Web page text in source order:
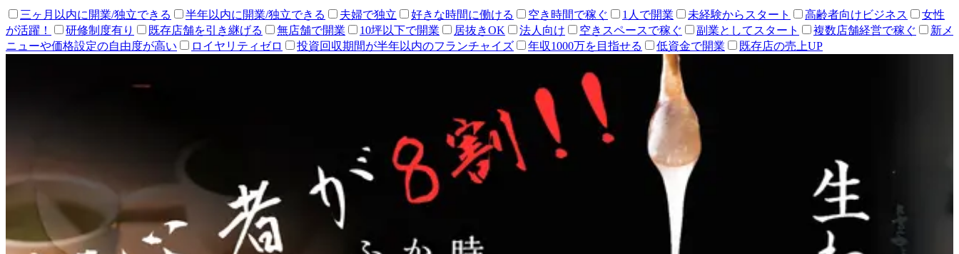
三ヶ月以内に開業/独立できる 半年以内に開業/独立できる 夫婦で独立 好きな時間に働ける 空き時間で稼ぐ 1人で開業 未経験からスタート 高齢者向けビジネス
女性
が活躍！
研修制度有り 既存店舗を引き継げる 無店舗で開業 10坪以下で開業 居抜きOK 法人向け 空きスペースで稼ぐ 副業としてスタート 複数店舗経営で稼ぐ
新メ
ニューや価格設定の自由度が高い
ロイヤリティゼロ 投資回収期間が半年以内のフランチャイズ 年収1000万を目指せる 低資金で開業 既存店の売上UP